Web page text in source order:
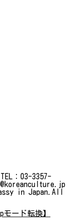
：03-3357-
in Japan.All
モード転換】